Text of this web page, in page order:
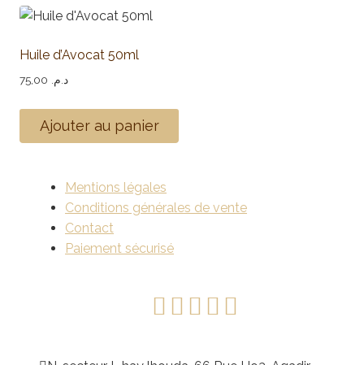
Huile d’Avocat 50ml
د.م.
Ajouter au panier
Mentions légales
Conditions générales de vente
Contact
Paiement sécurisé